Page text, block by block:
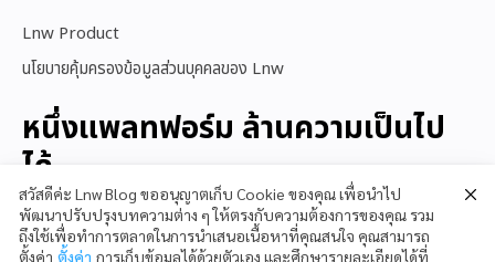
Lnw Product
นโยบายคุ้มครองข้อมูลส่วนบุคคลของ Lnw
หนึ่งแพลทฟอร์ม ล้านความเป็นไป
ได้
สนใจใช้ LnwShop
สวัสดีค่ะ Lnw Blog ขออนุญาตเก็บ Cookie ของคุณ เพื่อนำไป
พัฒนาปรับปรุงบทความต่าง ๆ ให้ตรงกับความต้องการของคุณ รวม
ถึงใช้เพื่อทำการตลาดในการนำเสนอเนื้อหาที่คุณสนใจ คุณสามารถ
ตั้งค่า ตั้งค่า การเก็บข้อมูลได้ด้วยตัวเอง และศึกษารายละเอียดได้ที่